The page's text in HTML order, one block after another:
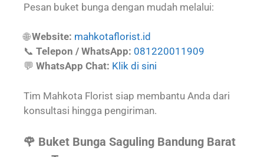
Pesan buket bunga dengan mudah melalui:
🌐Website: mahkotaflorist.id
📞 Telepon / WhatsApp: 081220011909
💬 WhatsApp Chat: Klik di sini
Tim Mahkota Florist siap membantu Anda dari
konsultasi hingga pengiriman.
🌹 Buket Bunga Saguling Bandung Barat